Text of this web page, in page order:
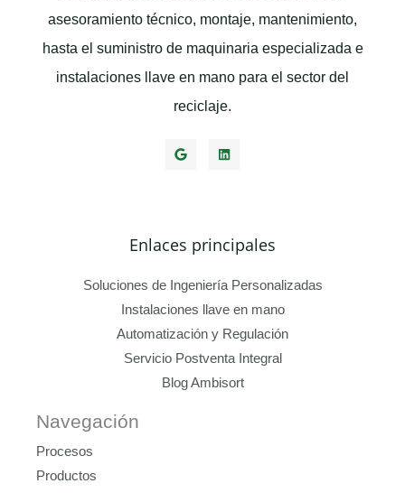
asesoramiento técnico, montaje, mantenimiento,
hasta el suministro de maquinaria especializada e
instalaciones llave en mano para el sector del
reciclaje.
Enlaces principales
Soluciones de Ingeniería Personalizadas
Instalaciones llave en mano​
Automatización y Regulación
Servicio Postventa Integral
Blog Ambisort
Navegación
Procesos
Productos